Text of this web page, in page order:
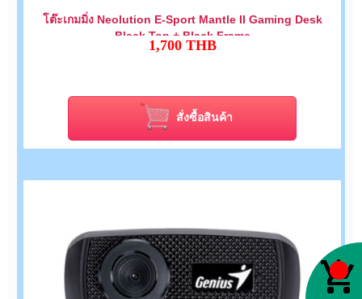
โต๊ะเกมมิ่ง Neolution E-Sport Mantle II Gaming Desk
Black Top + Black Frame
1,700 THB
สั่งซื้อสินค้า